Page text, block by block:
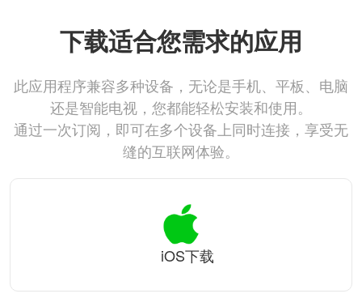
下载适合您需求的应用
此应用程序兼容多种设备，无论是手机、平板、电脑
还是智能电视，您都能轻松安装和使用。
通过一次订阅，即可在多个设备上同时连接，享受无
缝的互联网体验。
iOS下载